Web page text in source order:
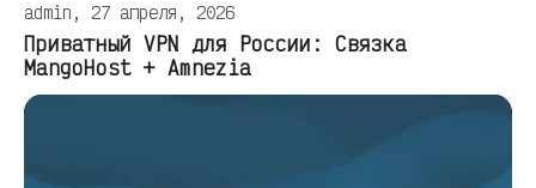
admin, 27 апреля, 2026
Приватный VPN для России: Связка
MangoHost + Amnezia